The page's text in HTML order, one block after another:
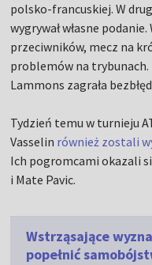
polsko-francuskiej. W
wygrywał własne
przeciwników, mecz na
problemów na
Lammons zagrała
Tydzień temu w turnieju
Vasselin również zostali
Ich pogromcami okazali
i Mate Pavic.
Wstrząsające
popełnić